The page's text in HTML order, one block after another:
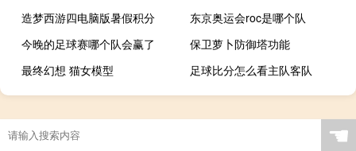
造梦西游四电脑版暑假积分
东京奥运会roc是哪个队
今晚的足球赛哪个队会赢了
保卫萝卜防御塔功能
最终幻想 猫女模型
足球比分怎么看主队客队
篮球鞋底太硬很滑怎么办
初中生能举重会影响长高吗
“秦本末并失”的出处是哪里
篮球场地多少平方米 ☚